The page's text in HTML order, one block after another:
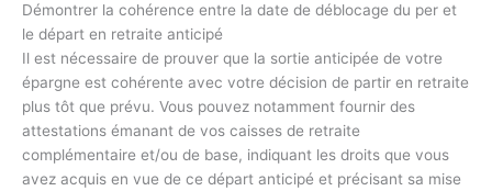
Démontrer la cohérence entre la date de déblocage du per et
le départ en retraite anticipé
Il est nécessaire de prouver que la sortie anticipée de votre
épargne est cohérente avec votre décision de partir en retraite
plus tôt que prévu. Vous pouvez notamment fournir des
attestations émanant de vos caisses de retraite
complémentaire et/ou de base, indiquant les droits que vous
avez acquis en vue de ce départ anticipé et précisant sa mise